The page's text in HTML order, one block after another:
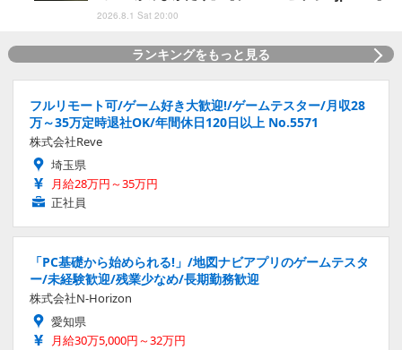
2026.8.1 Sat 20:00
ランキングをもっと見る
フルリモート可/ゲーム好き大歓迎!/ゲームテスター/月収28
万～35万定時退社OK/年間休日120日以上 No.5571
株式会社Reve
埼玉県
月給28万円～35万円
正社員
「PC基礎から始められる!」/地図ナビアプリのゲームテスタ
ー/未経験歓迎/残業少なめ/長期勤務歓迎
株式会社N-Horizon
愛知県
月給30万5,000円～32万円